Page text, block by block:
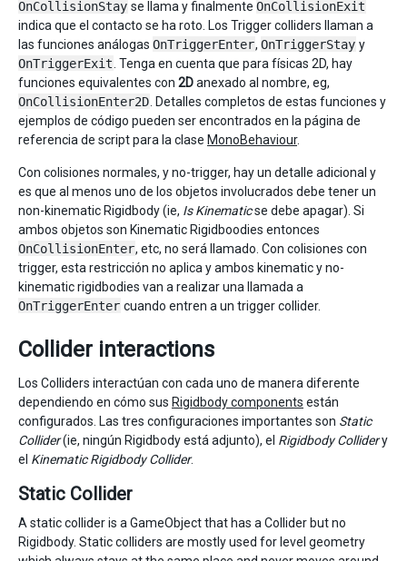
OnCollisionStay se llama y finalmente OnCollisionExit
indica que el contacto se ha roto. Los Trigger colliders llaman a
las funciones análogas OnTriggerEnter, OnTriggerStay y
OnTriggerExit . Tenga en cuenta que para físicas 2D, hay
funciones equivalentes con 2Danexado al nombre, eg,
OnCollisionEnter2D . Detalles completos de estas funciones y
ejemplos de código pueden ser encontrados en la página de
referencia de script para la clase MonoBehaviour.
Con colisiones normales, y no-trigger, hay un detalle adicional y
es que al menos uno de los objetos involucrados debe tener un
non-kinematic Rigidbody (ie, Is Kinematicse debe apagar). Si
ambos objetos son Kinematic Rigidboodies entonces
OnCollisionEnter, etc, no será llamado. Con colisiones con
trigger, esta restricción no aplica y ambos kinematic y no-
kinematic rigidbodies van a realizar una llamada a
OnTriggerEnter cuando entren a un trigger collider.
Collider interactions
Los Colliders interactúan con cada uno de manera diferente
dependiendo en cómo sus Rigidbody components están
configurados. Las tres configuraciones importantes son Static
Collider(ie, ningún Rigidbody está adjunto), el Rigidbody Collidery
el Kinematic Rigidbody Collider.
Static Collider
A static collider is a GameObject that has a Collider but no
Rigidbody. Static colliders are mostly used for level geometry